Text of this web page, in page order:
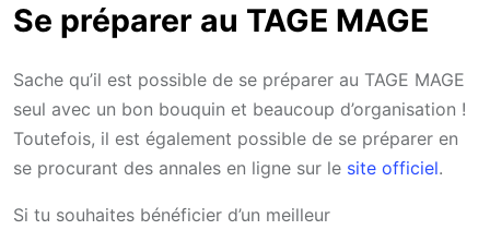
Se préparer au TAGE MAGE
Sache qu’il est possible de se préparer au TAGE MAGE
seul avec un bon bouquin et beaucoup d’organisation !
Toutefois, il est également possible de se préparer en
se procurant des annales en ligne sur le site officiel.
Si tu souhaites bénéficier d’un meilleur